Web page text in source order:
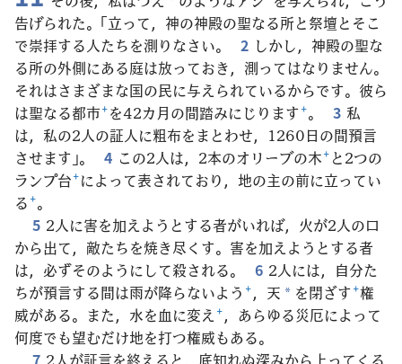
告げられた。「立って，神の神殿の聖なる所と祭壇とそこ
で崇拝する人たちを測りなさい。
2 しかし，神殿の聖な
る所の外側にある庭は放っておき，測ってはなりません。
それはさまざまな国の民に与えられているからです。彼ら
は聖なる都市+を42カ月の間踏みにじります+。 3 私
は，私の2人の証人に粗布をまとわせ，1260日の間預言
させます」。
4 この2人は，2本のオリーブの木+と2つの
ランプ台+によって表されており，地の主の前に立ってい
る+。
5 2人に害を加えようとする者がいれば，火が2人の口
から出て，敵たちを焼き尽くす。害を加えようとする者
は，必ずそのようにして殺される。
6 2人には，自分た
ちが預言する間は雨が降らないよう +，天 * を閉ざす+権
威がある。また，水を血に変え+，あらゆる災厄によって
何度でも望むだけ地を打つ権威もある。
7 2人が証言を終えると，底知れぬ深みから上ってくる